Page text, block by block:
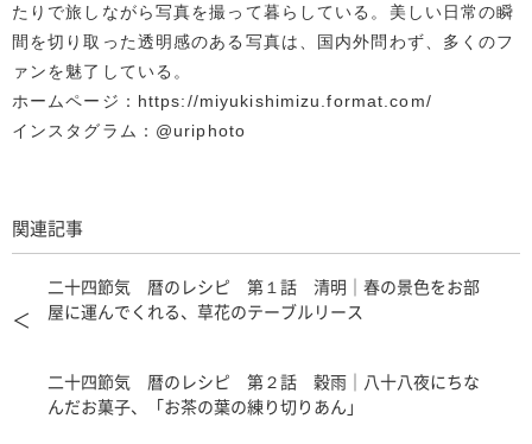
たりで旅しながら写真を撮って暮らしている。美しい日常の瞬
間を切り取った透明感のある写真は、国内外問わず、多くのフ
ァンを魅了している。
ホームページ：https://miyukishimizu.format.com/
インスタグラム：@uriphoto
関連記事
二十四節気 暦のレシピ 第１話 清明｜春の景色をお部
屋に運んでくれる、草花のテーブルリース
二十四節気 暦のレシピ 第２話 穀雨｜八十八夜にちな
んだお菓子、「お茶の葉の練り切りあん」
＜